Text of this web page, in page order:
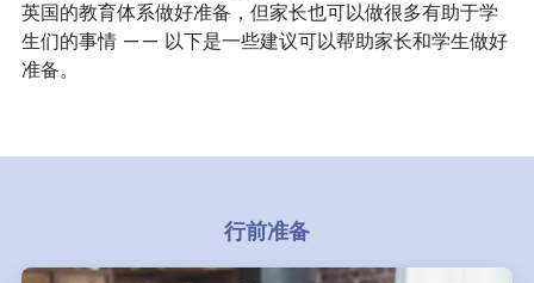
英国的教育体系做好准备，但家长也可以做很多有助于学
生们的事情 —— 以下是一些建议可以帮助家长和学生做好
准备。
行前准备